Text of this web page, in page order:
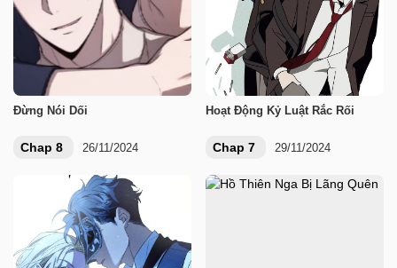
Đừng Nói Dối
Chap 8 26/11/2024
Hoạt Động Kỷ Luật Rắc Rối
Chap 7 29/11/2024